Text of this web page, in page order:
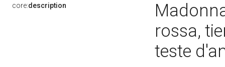
core:description
rossa,
teste